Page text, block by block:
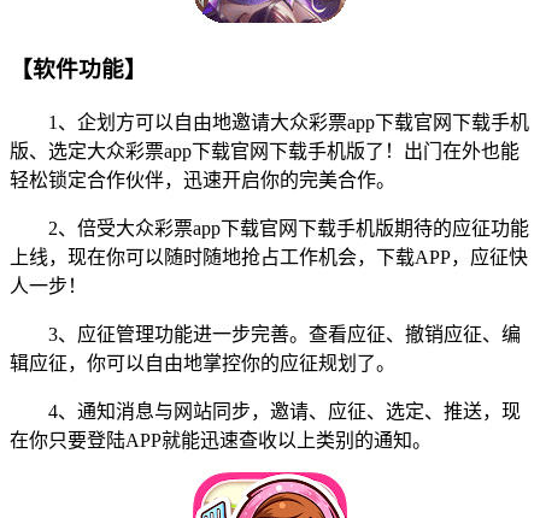
【软件功能】
1、企划方可以自由地邀请大众彩票app下载官网下载手机
版、选定大众彩票app下载官网下载手机版了！出门在外也能
轻松锁定合作伙伴，迅速开启你的完美合作。
2、倍受大众彩票app下载官网下载手机版期待的应征功能
上线，现在你可以随时随地抢占工作机会，下载APP，应征快
人一步！
3、应征管理功能进一步完善。查看应征、撤销应征、编
辑应征，你可以自由地掌控你的应征规划了。
4、通知消息与网站同步，邀请、应征、选定、推送，现
在你只要登陆APP就能迅速查收以上类别的通知。